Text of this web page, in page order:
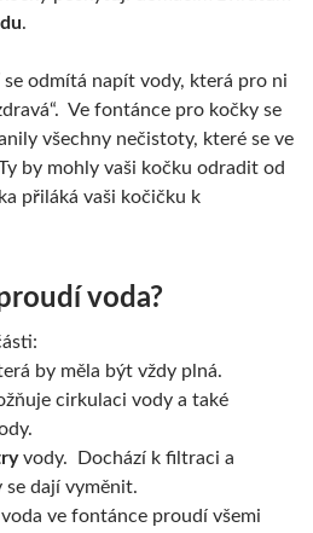
.
odmítá napít vody, která pro ni
Ve fontánce pro kočky se
všechny nečistoty, které se ve
by mohly vaši kočku odradit od
přiláká vaši kočičku k
voda?
by měla být vždy plná.
cirkulaci vody a také
vody. Dochází k filtraci a
dají vyměnit.
ve fontánce proudí všemi